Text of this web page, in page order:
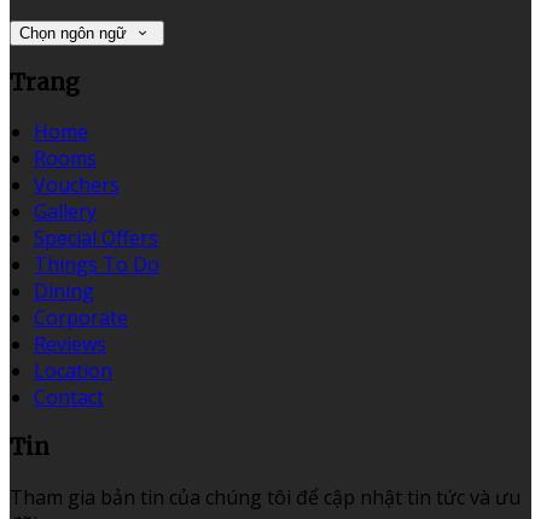
Chọn ngôn ngữ
Trang
Home
Rooms
Vouchers
Gallery
Special Offers
Things To Do
Dining
Corporate
Reviews
Location
Contact
Tin
Tham gia bản tin của chúng tôi để cập nhật tin tức và ưu